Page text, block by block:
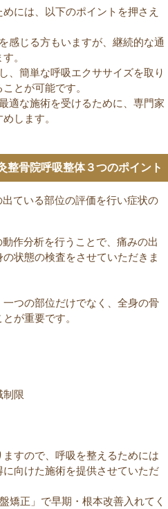
には、以下のポイントを押さえ
感じる方もいますが、継続的な通
。
、簡単な呼吸エクササイズを取り
とが可能です。
適な施術を受けるために、専門家
します。
整骨院呼吸整体３つのポイント
ている部位の評価を行い症状の
作分析を行うことで、痛みの出
状態の検査をさせていただきま
つの部位だけでなく、全身の骨
が重要です。
制限
すので、呼吸を整えるためには
向けた施術を提供させていただ
矯正」で早期・根本改善入れてく